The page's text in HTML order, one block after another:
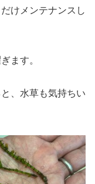
けメンテナンスし
ます。
、水草も気持ちい